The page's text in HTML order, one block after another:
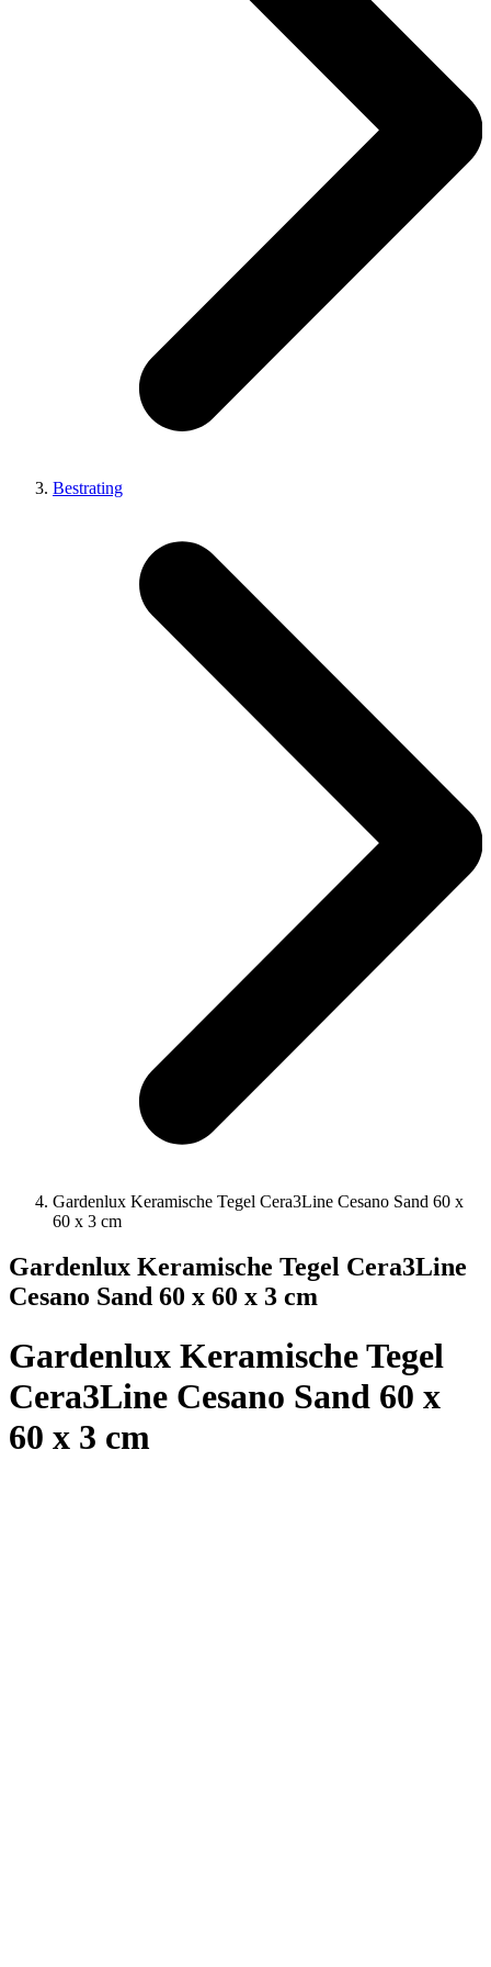
Bestrating
Gardenlux Keramische Tegel Cera3Line Cesano Sand 60 x
60 x 3 cm
Gardenlux Keramische Tegel Cera3Line
Cesano Sand 60 x 60 x 3 cm
Gardenlux Keramische Tegel
Cera3Line Cesano Sand 60 x
60 x 3 cm